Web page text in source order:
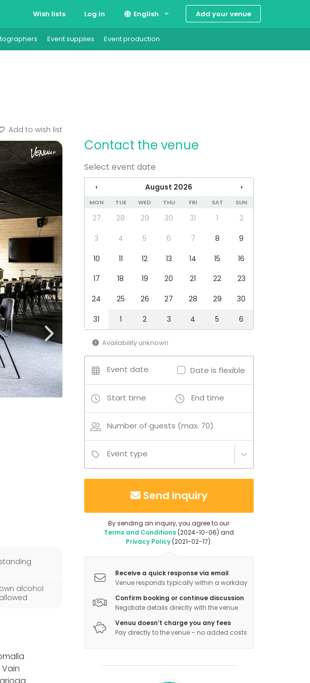
Wish lists Log in English
Suomi
Add your venue
Event supplies Event production
Add to wish list
standing
own alcohol
allowed
Contact the venue
Select event date
‹ August 2026 ›
MON TUE WED THU FRI SAT SUN
27 28 29 30 31 1
2
3
4 5 6 7 8
9
10
11 12 13 14 15
16
17
18 19 20 21 22
23
24
25 26 27 28 29
30
31
1 2 3 4 5 6
Availability unknown
Event date Date is flexible
Start time End time
Number of guests (max. 70)
Event type
Send inquiry
By sending an inquiry, you agree to our
Terms and Conditions(2024-10-06) and
Privacy Policy(2021-02-17).
Receive a quick response via email
Venue responds typically within a workday
Confirm booking or continue discussion
Negotiate details directly with the venue
Venuu doesn’t charge you any fees
Pay directly to the venue – no added costs